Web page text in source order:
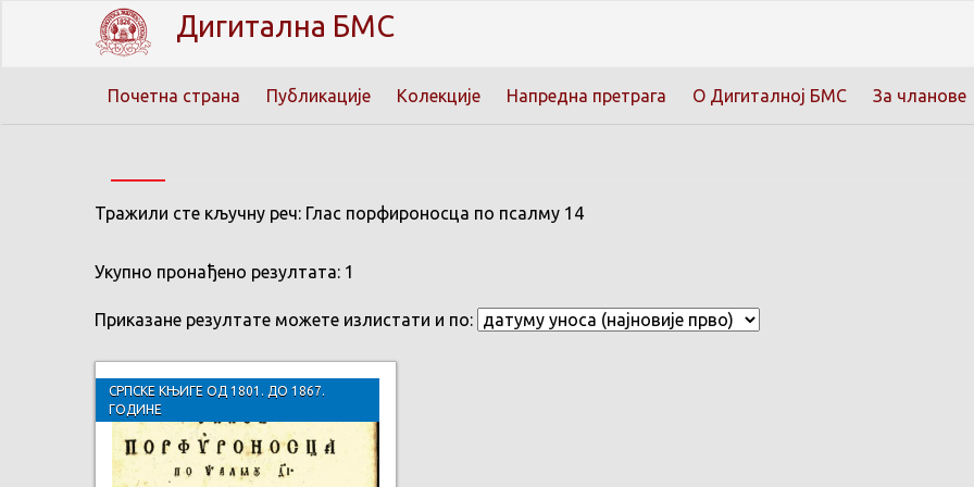
Дигитална БМС
Почетна страна Публикације Колекције Напредна претрага О Дигиталној БМС За чланове
Тражили сте кључну реч: Глас порфироносца по псалму 14
Укупно пронађено резултата: 1
Приказане резултате можете излистати и по:
СРПСКЕ КЊИГЕ ОД 1801. ДО 1867.
ГОДИНЕ